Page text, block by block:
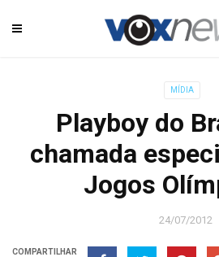
MÍDIA
Playboy do
chamada
Jogos
24/07/2012
COMPARTILHAR